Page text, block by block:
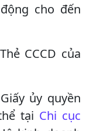
cho đến
CCCD của
ủy quyền
tại Chi cục